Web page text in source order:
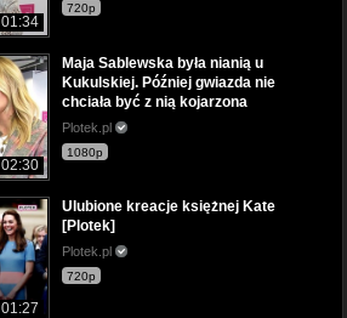
01:34
720p
02:30
Maja Sablewska była nianią u
Kukulskiej. Później gwiazda nie
chciała być z nią kojarzona
Plotek.pl
1080p
01:27
Ulubione kreacje księżnej Kate
[Plotek]
Plotek.pl
720p